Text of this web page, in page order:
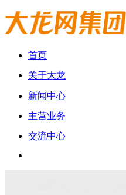
首页
关于大龙
新闻中心
主营业务
交流中心